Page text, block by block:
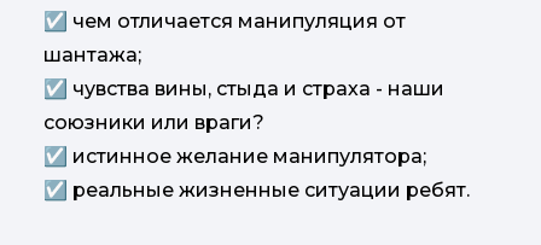
☑ чем отличается манипуляция от
шантажа;
☑ чувства вины, стыда и страха - наши
союзники или враги?
☑ истинное желание манипулятора;
☑ реальные жизненные ситуации ребят.